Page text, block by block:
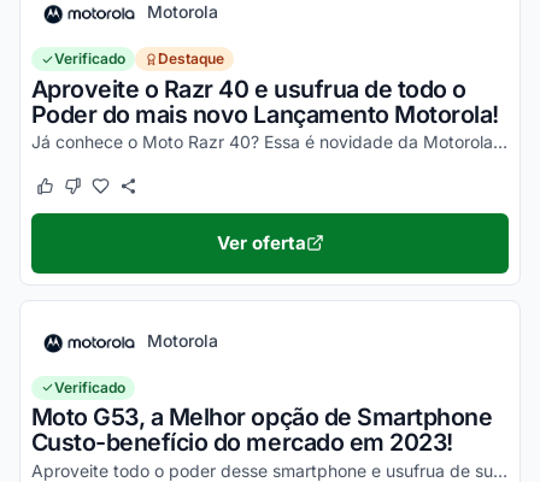
Motorola
Verificado Destaque
Aproveite o Razr 40 e usufrua de todo o
Poder do mais novo Lançamento Motorola!
Já conhece o Moto Razr 40? Essa é novidade da Motorola, um celular impecável, com um desempenho incrível e que ainda dobra! Não perca a chance de garantir o seu e aproveite os desc...
Este cupom funcionou
Este cupom não funcionou
Ver oferta
Motorola
Verificado
Moto G53, a Melhor opção de Smartphone
Custo-benefício do mercado em 2023!
Aproveite todo o poder desse smartphone e usufrua de suas vantagens por valores a partir de R$1500!